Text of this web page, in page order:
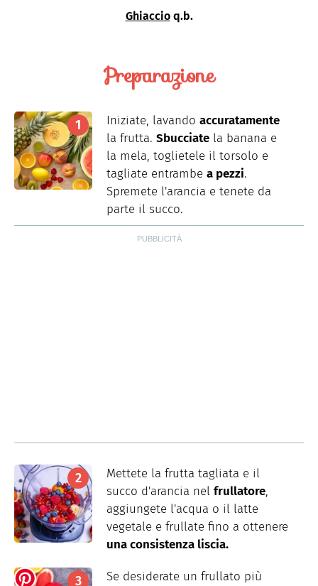
Ghiaccio q.b.
Preparazione
Iniziate, lavando accuratamente
la frutta. Sbucciate la banana e
la mela, toglietele il torsolo e
tagliate entrambe a pezzi.
Spremete l'arancia e tenete da
parte il succo.
Mettete la frutta tagliata e il
succo d'arancia nel frullatore,
aggiungete l'acqua o il latte
vegetale e frullate fino a ottenere
una consistenza liscia.
Se desiderate un frullato più